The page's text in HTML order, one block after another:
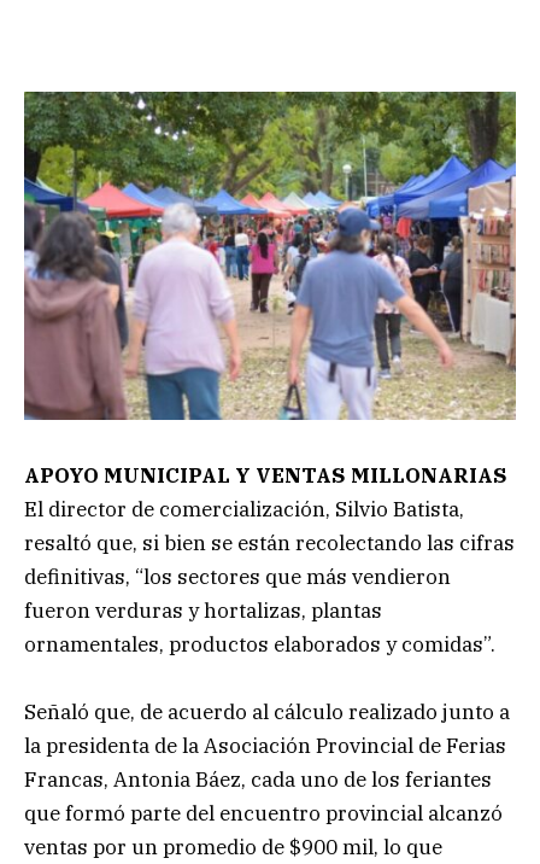
APOYO MUNICIPAL Y VENTAS MILLONARIAS
El director de comercialización, Silvio Batista,
resaltó que, si bien se están recolectando las cifras
definitivas, “los sectores que más vendieron
fueron verduras y hortalizas, plantas
ornamentales, productos elaborados y comidas”.
Señaló que, de acuerdo al cálculo realizado junto a
la presidenta de la Asociación Provincial de Ferias
Francas, Antonia Báez, cada uno de los feriantes
que formó parte del encuentro provincial alcanzó
ventas por un promedio de $900 mil, lo que